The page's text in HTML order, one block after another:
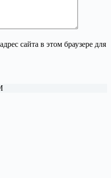
сайта в этом браузере для